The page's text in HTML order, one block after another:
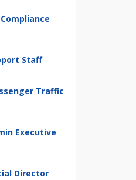
Staff
Traffic
Executive
Director